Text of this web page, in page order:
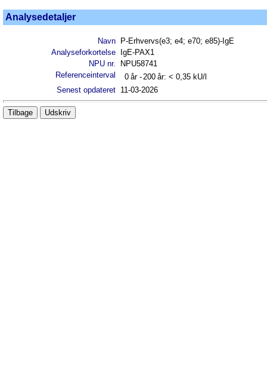
Analysedetaljer
Navn
P-Erhvervs(e3; e4; e70; e85)-IgE
Analyseforkortelse
IgE-PAX1
NPU nr.
NPU58741
Referenceinterval
0 år -200 år: < 0,35 kU/l
Senest opdateret 11-03-2026